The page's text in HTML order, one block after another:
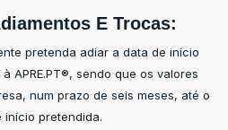
E Trocas:
pretenda adiar a data de início
APRE.PT®, sendo que os valores
num prazo de seis meses, até o
pretendida.